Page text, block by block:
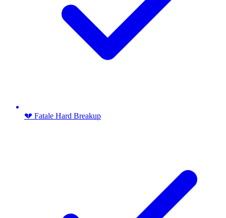
💔 Fatale Hard Breakup